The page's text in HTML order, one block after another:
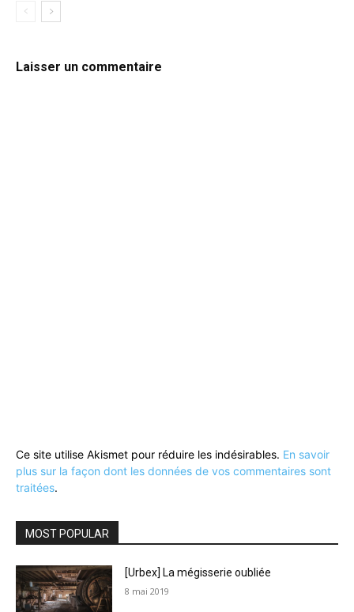
Laisser un commentaire
Ce site utilise Akismet pour réduire les indésirables. En savoir
plus sur la façon dont les données de vos commentaires sont
traitées.
MOST POPULAR
[Urbex] La mégisserie oubliée
8 mai 2019